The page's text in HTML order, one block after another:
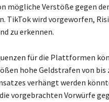
mögliche Verstöße gegen
TikTok wird vorgeworfen,
zu erkennen.
für die Plattformen
hohe Geldstrafen von bis
verhängt werden
vorgebrachten Vorwürfe